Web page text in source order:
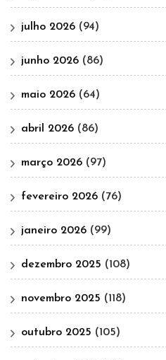
julho 2026 (94)
junho 2026 (86)
maio 2026 (64)
abril 2026 (86)
março 2026 (97)
fevereiro 2026 (76)
janeiro 2026 (99)
dezembro 2025 (108)
novembro 2025 (118)
outubro 2025 (105)